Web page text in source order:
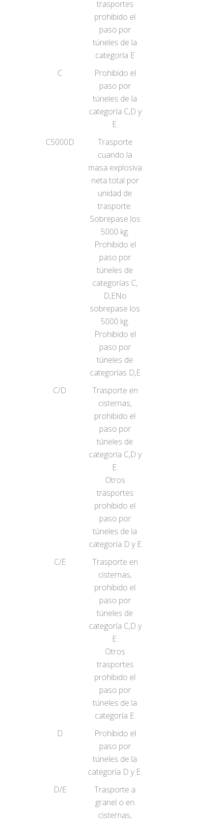
trasportes
prohibido el
paso por
túneles de la
categoría E
C
Prohibido el
paso por
túneles de la
categoría C,D y
E.
C5000D
Trasporte
cuando la
masa explosiva
neta total por
unidad de
trasporte.
Sobrepase los
5000 kg.
Prohibido el
paso por
túneles de
categorías C,
D,ENo
sobrepase los
5000 kg.
Prohibido el
paso por
túneles de
categorías D,E
C/D
Trasporte en
cisternas,
prohibido el
paso por
túneles de
categoría C,D y
E.
Otros
trasportes
prohibido el
paso por
túneles de la
categoría D y E
C/E
Trasporte en
cisternas,
prohibido el
paso por
túneles de
categoría C,D y
E.
Otros
trasportes
prohibido el
paso por
túneles de la
categoría E.
D
Prohibido el
paso por
túneles de la
categoría D y E.
D/E
Trasporte a
granel o en
cisternas,